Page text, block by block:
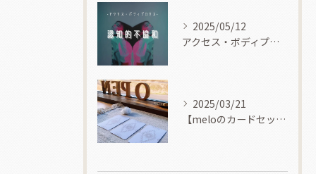
2025/05/12
アクセス・ボディプロセス
2025/03/21
【meloのカードセッション】